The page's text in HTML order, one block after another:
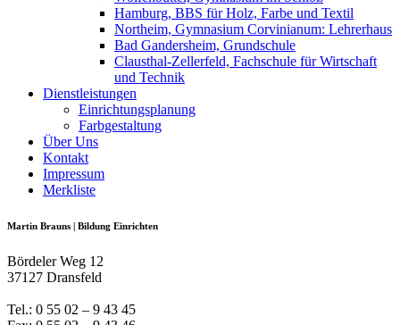
Hamburg, BBS für Holz, Farbe und Textil
Northeim, Gymnasium Corvinianum: Lehrerhaus
Bad Gandersheim, Grundschule
Clausthal-Zellerfeld, Fachschule für Wirtschaft
und Technik
Dienstleistungen
Einrichtungsplanung
Farbgestaltung
Über Uns
Kontakt
Impressum
Merkliste
Martin Brauns | Bildung Einrichten
Bördeler Weg 12
37127 Dransfeld
Tel.: 0 55 02 – 9 43 45